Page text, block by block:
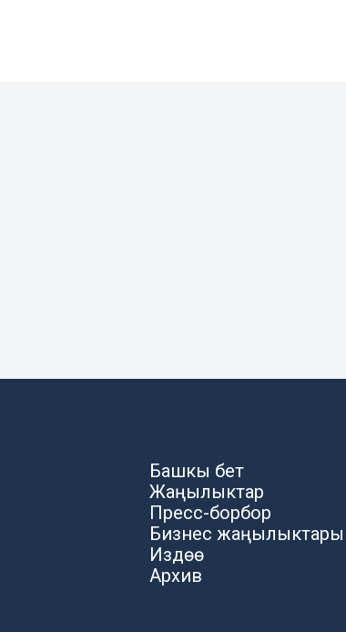
Башкы бет
Жаңылыктар
Пресс-борбор
Бизнес жаңылыктары
Издөө
Архив